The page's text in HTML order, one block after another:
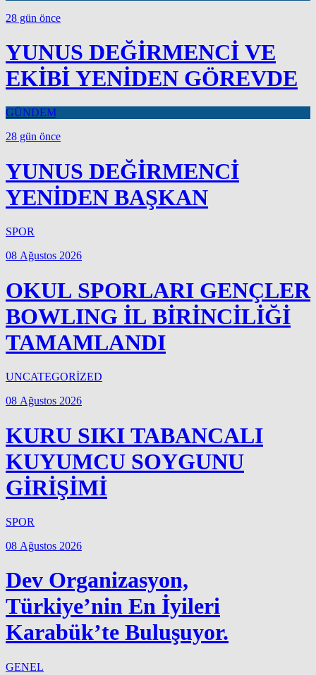
28 gün önce
YUNUS DEĞİRMENCİ VE
EKİBİ YENİDEN GÖREVDE
GÜNDEM
28 gün önce
YUNUS DEĞİRMENCİ
YENİDEN BAŞKAN
SPOR
08 Ağustos 2026
OKUL SPORLARI GENÇLER
BOWLING İL BİRİNCİLİĞİ
TAMAMLANDI
UNCATEGORİZED
08 Ağustos 2026
KURU SIKI TABANCALI
KUYUMCU SOYGUNU
GİRİŞİMİ
SPOR
08 Ağustos 2026
Dev Organizasyon,
Türkiye’nin En İyileri
Karabük’te Buluşuyor.
GENEL